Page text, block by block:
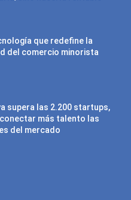
que redefine la
del comercio minorista
supera las 2.200 startups,
más talento las
del mercado